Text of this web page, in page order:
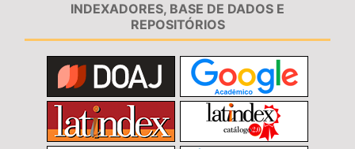
INDEXADORES, BASE DE DADOS E
REPOSITÓRIOS